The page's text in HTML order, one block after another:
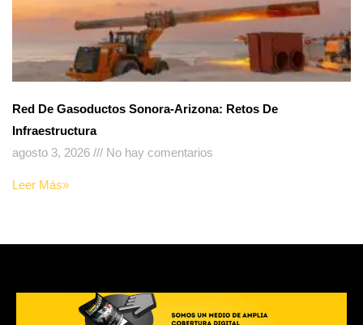
Red De Gasoductos Sonora-Arizona: Retos De
Infraestructura
agosto 3, 2026
No hay comentarios
Leer Más»